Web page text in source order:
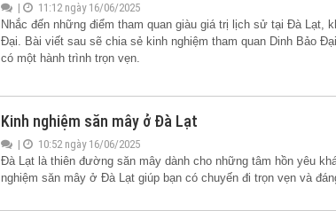
|
11:12 ngày 16/06/2025
Nhắc đến những điểm tham quan giàu giá trị lịch sử tại Đà Lạt,
Đại. Bài viết sau sẽ chia sẻ kinh nghiệm tham quan Dinh Bảo
có một hành trình trọn vẹn.
Kinh nghiệm săn mây ở Đà Lạt
|
10:52 ngày 16/06/2025
Đà Lạt là thiên đường săn mây dành cho những tâm hồn yêu
nghiệm săn mây ở Đà Lạt giúp bạn có chuyến đi trọn vẹn và